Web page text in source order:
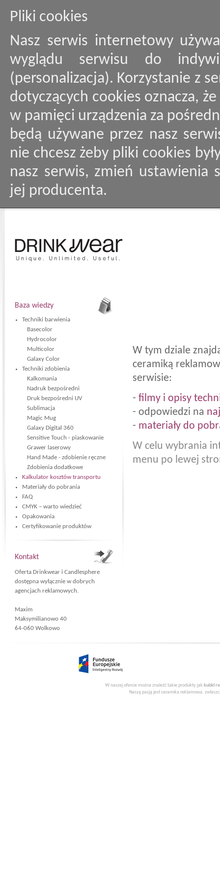
Pliki cookies
Nasz serwis internetowy
wyglądu serwisu do
(personalizacja). Korzystanie z
dotyczących cookies oznacza,
w pamięci urządzenia za
będą używane przez nasz
nie chcesz żeby pliki cookies
nasz serwis, zmień ustawienia
jej producenta.
Baza wiedzy
Techniki barwienia
Basecolor
Hydrocolor
Multicolor
Galaxy Color
Techniki zdobienia
Kalkomania
Nadruk bezpośredni
Druk bezpośredni UV
Sublimacja
Magic Mug
Galaxy Digital 360
Sensitive Touch - piaskowanie
Grawer laserowy
Hand Made - zdobienie ręczne
Zdobienia dodatkowe
Kalkulator kosztów transportu
Materiały do pobrania
FAQ
CMYK – warto wiedzieć
Opakowania
Certyfikowanie produktów
Kontakt
Oferta Drinkwear i Candlesphere
dostępna wyłącznie w dobrych
agencjach reklamowych.
Maxim
Maksymilianowo 40
64-060 Wolkowo
W tym dziale
ceramiką
serwisie:
- filmy i opisy
- odpowiedzi na
- materiały do
W celu wybrania
menu po lewej
W naszej ofercie można znaleźć takie produkty jak kubki
Naszą pasją jest ceramika reklamowa,